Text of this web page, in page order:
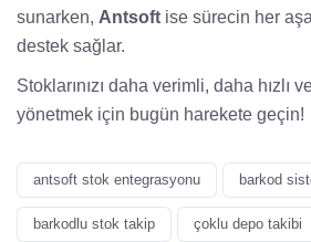
sunarken, Antsoft ise sürecin her
destek sağlar.
Stoklarınızı daha verimli, daha hızlı
yönetmek için bugün harekete geçin!
antsoft stok entegrasyonu barkod
barkodlu stok takip çoklu depo takibi